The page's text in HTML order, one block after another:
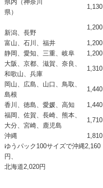
県内（神奈川
県）
新潟、長野
1,130
1,200
富山、石川、福井
1,200
静岡、愛知、三重、岐阜
1,200
大阪、京都、滋賀、奈良、
和歌山、兵庫
1,310
岡山、広島、山口、鳥取、
島根
1,440
香川、徳島、愛媛、高知
1,440
福岡、佐賀、長崎、熊本、
大分、宮崎、鹿児島
1,710
沖縄
1,810
ゆうパック100サイズで沖縄2,160
円、
北海道2,020円